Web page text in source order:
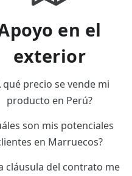
en el
exterior
qué precio se vende mi
producto en Perú?
son mis potenciales
en Marruecos?
cláusula del contrato me